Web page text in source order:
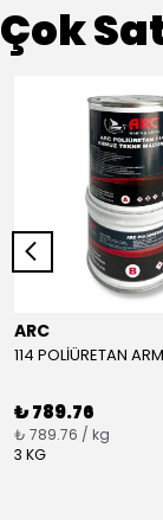
Çok
ARC
₺ 789.76
₺ 789.76 / kg
3 KG